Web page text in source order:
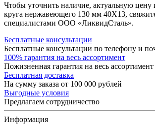
Чтобы уточнить наличие, актуальную цену
круга нержавеющего 130 мм 40Х13,
специалистами ООО «ЛиквидСталь».
Бесплатные консультации
Бесплатные консультации по телефону и
100% гарантия на весь ассортимент
Пожизненная гарантия на весь ассортимент
Бесплатная доставка
На сумму заказа от 100 000 рублей
Выгодные условия
Предлагаем сотрудничество
Информация